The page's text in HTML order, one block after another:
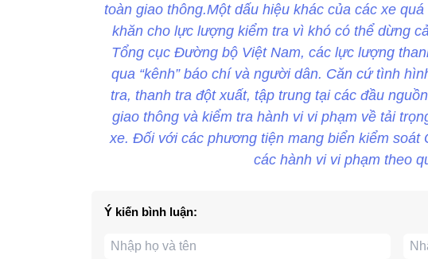
toàn giao thông.Một dấu hiệu khác của các xe
khăn cho lực lượng kiểm tra vì khó có thể dừng
Tổng cục Đường bộ Việt Nam, các lực lượng
qua “kênh” báo chí và người dân. Căn cứ tình
tra, thanh tra đột xuất, tập trung tại các đầu
giao thông và kiểm tra hành vi vi phạm về tải
xe. Đối với các phương tiện mang biển kiểm soát
các hành vi vi phạm theo
Ý kiến bình luận: